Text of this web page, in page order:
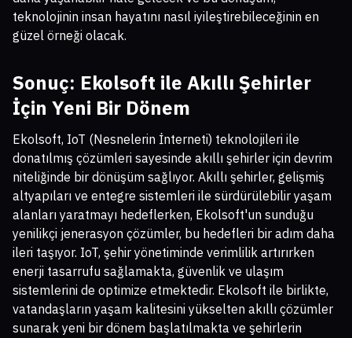
teknolojinin insan hayatını nasıl iyileştirebileceğinin en
güzel örneği olacak.
Sonuç: Ekolsoft ile Akıllı Şehirler
İçin Yeni Bir Dönem
Ekolsoft, IoT (Nesnelerin İnterneti) teknolojileri ile
donatılmış çözümleri sayesinde akıllı şehirler için devrim
niteliğinde bir dönüşüm sağlıyor. Akıllı şehirler, gelişmiş
altyapıları ve entegre sistemleri ile sürdürülebilir yaşam
alanları yaratmayı hedeflerken, Ekolsoft'un sunduğu
yenilikçi jenerasyon çözümler, bu hedefleri bir adım daha
ileri taşıyor. IoT, şehir yönetiminde verimlilik artırırken
enerji tasarrufu sağlamakta, güvenlik ve ulaşım
sistemlerini de optimize etmektedir. Ekolsoft ile birlikte,
vatandaşların yaşam kalitesini yükselten akıllı çözümler
sunarak yeni bir dönem başlatılmakta ve şehirlerin